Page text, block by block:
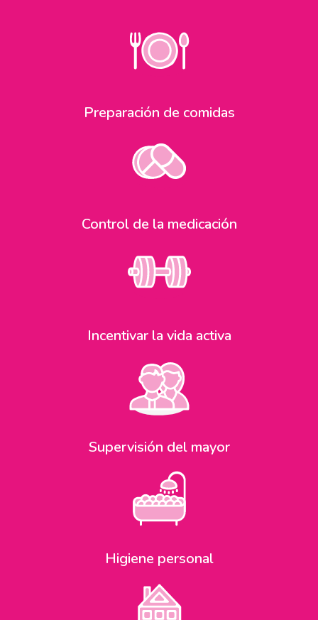
Preparación de comidas
Control de la medicación
Incentivar la vida activa
Supervisión del mayor
Higiene personal